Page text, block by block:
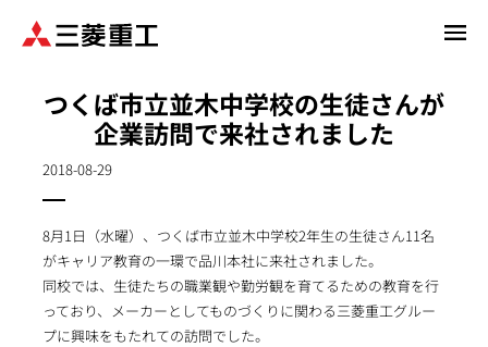
つくば市立並木中学校の生徒さんが
企業訪問で来社されました
2018-08-29
8月1日（水曜）、つくば市立並木中学校2年生の生徒さん11名
がキャリア教育の一環で品川本社に来社されました。
同校では、生徒たちの職業観や勤労観を育てるための教育を行
っており、メーカーとしてものづくりに関わる三菱重工グルー
プに興味をもたれての訪問でした。